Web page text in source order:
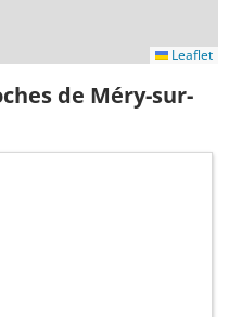
Leaflet
de Méry-sur-